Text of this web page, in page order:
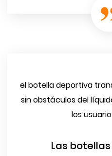
el botella deportiva
sin obstáculos del
los
Las